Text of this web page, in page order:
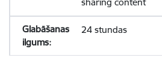
24 stundas